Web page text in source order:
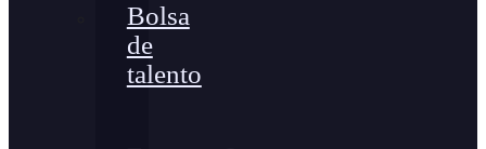
Bolsa
de
talento